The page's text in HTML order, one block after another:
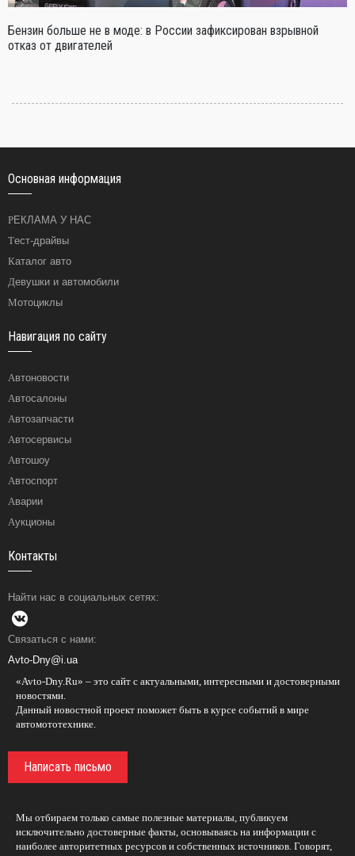
Бензин больше не в моде: в России зафиксирован взрывной
отказ от двигателей
Основная информация
РЕКЛАМА У НАС
Тест-драйвы
Каталог авто
Девушки и автомобили
Мотоциклы
Навигация по сайту
Автоновости
Автосалоны
Автозапчасти
Автосервисы
Автошоу
Автоспорт
Аварии
Аукционы
Контакты
Найти нас в социальных сетях:
Связаться с нами:
Avto-Dny@i.ua
«Avto-Dny.Ru» – это сайт с актуальными, интересными и достоверными
новостями.
Данный новостной проект поможет быть в курсе событий в мире
автомототехнике.
Написать письмо
Мы отбираем только самые полезные материалы, публикуем
исключительно достоверные факты, основываясь на информации с
наиболее авторитетных ресурсов и собственных источников. Говорят,